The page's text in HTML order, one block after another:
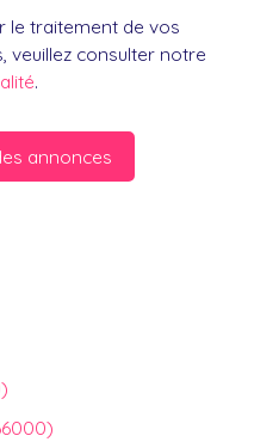
le traitement de vos
veuillez consulter notre
.
annonces